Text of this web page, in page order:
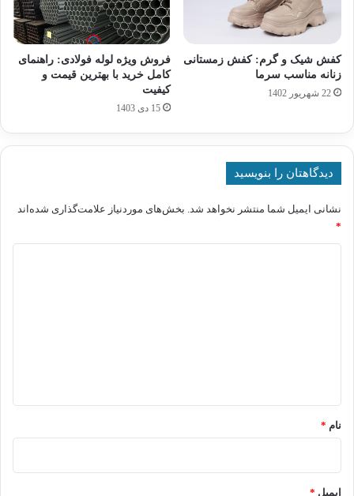
کفش شیک و گرم: کفش زمستانی
زنانه مناسب سرما
22 شهریور 1402
فروش ویژه لوله فولادی: راهنمای
کامل خرید با بهترین قیمت و
کیفیت
15 دی 1403
دیدگاهتان را بنویسید
نشانی ایمیل شما منتشر نخواهد شد. بخش‌های موردنیاز علامت‌گذاری شده‌اند
*
نام *
ایمیل *